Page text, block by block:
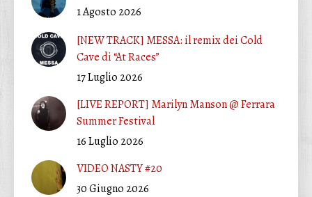
1 Agosto 2026
[NEW TRACK] MESSA: il remix dei Cold
Cave di “At Races”
17 Luglio 2026
[LIVE REPORT] Marilyn Manson @ Ferrara
Summer Festival
16 Luglio 2026
VIDEO NASTY #20
30 Giugno 2026